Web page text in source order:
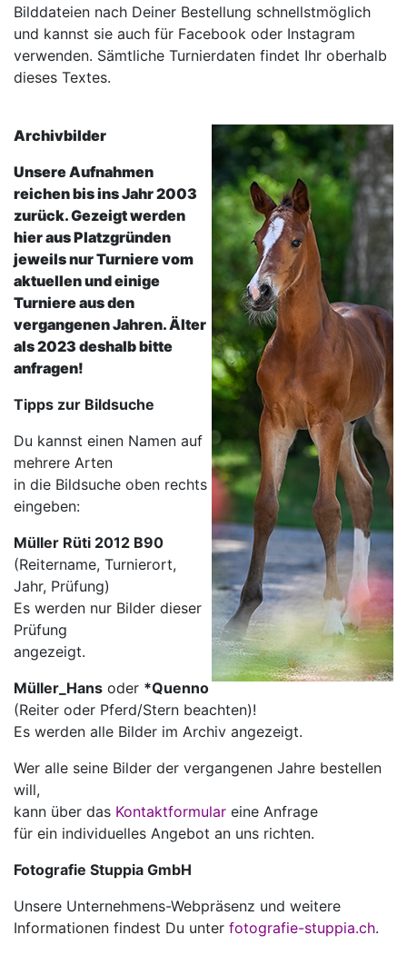
Bilddateien nach Deiner Bestellung schnellstmöglich
und kannst sie auch für Facebook oder Instagram
verwenden. Sämtliche Turnierdaten findet Ihr oberhalb
dieses Textes.
Archivbilder
Unsere Aufnahmen
reichen bis ins Jahr 2003
zurück. Gezeigt werden
hier aus Platzgründen
jeweils nur Turniere vom
aktuellen und einige
Turniere aus den
vergangenen Jahren. Älter
als 2023 deshalb bitte
anfragen!
Tipps zur Bildsuche
Du kannst einen Namen auf
mehrere Arten
in die Bildsuche oben rechts
eingeben:
Müller Rüti 2012 B90
(Reitername, Turnierort,
Jahr, Prüfung)
Es werden nur Bilder dieser
Prüfung
angezeigt.
Müller_Hans oder *Quenno
(Reiter oder Pferd/Stern beachten)!
Es werden alle Bilder im Archiv angezeigt.
Wer alle seine Bilder der vergangenen Jahre bestellen
will,
kann über das Kontaktformular eine Anfrage
für ein individuelles Angebot an uns richten.
Fotografie Stuppia GmbH
Unsere Unternehmens-Webpräsenz und weitere
Informationen findest Du unter fotografie-stuppia.ch.